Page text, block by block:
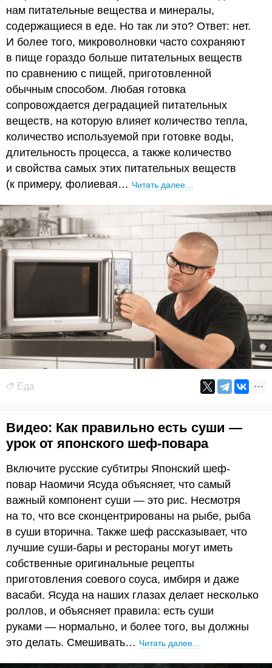
нам питательные вещества и минералы,
содержащиеся в еде. Но так ли это? Ответ: нет.
И более того, микроволновки часто сохраняют
в пище гораздо больше питательных веществ
по сравнению с пищей, приготовленной
обычным способом. Любая готовка
сопровождается деградацией питательных
веществ, на которую влияет количество тепла,
количество используемой при готовке воды,
длительность процесса, а также количество
и свойства самых этих питательных веществ
(к примеру, фолиевая… Читать далее…
Еда
Видео: Как правильно есть суши —
урок от японского шеф-повара
Включите русские субтитры Японский шеф-
повар Наомичи Ясуда объясняет, что самый
важный компонент суши — это рис. Несмотря
на то, что все сконцентрированы на рыбе, рыба
в суши вторична. Также шеф рассказывает, что
лучшие суши-бары и рестораны могут иметь
собственные оригинальные рецепты
приготовления соевого соуса, имбиря и даже
васаби. Ясуда на наших глазах делает несколько
роллов, и объясняет правила: есть суши
руками — нормально, и более того, вы должны
это делать. Смешивать… Читать далее…